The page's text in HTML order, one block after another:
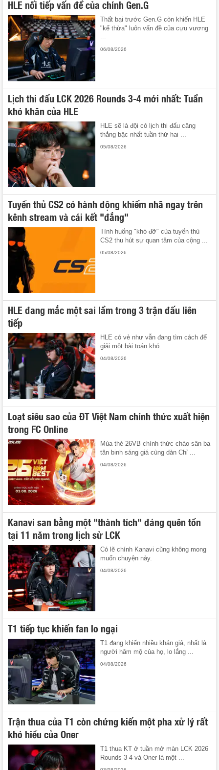
HLE nối tiếp vấn đề của chính Gen.G
Thất bại trước Gen.G còn khiến HLE
"kế thừa" luôn vấn đề của cựu vương
...
06/08/2026
Lịch thi đấu LCK 2026 Rounds 3-4 mới nhất: Tuần
khó khăn của HLE
HLE sẽ là đội có lịch thi đấu căng
thẳng bậc nhất tuần thứ hai ...
05/08/2026
Tuyển thủ CS2 có hành động khiếm nhã ngay trên
kênh stream và cái kết "đắng"
Tình huống "khó đỡ" của tuyển thủ
CS2 thu hút sự quan tâm của cộng ...
05/08/2026
HLE đang mắc một sai lầm trong 3 trận đấu liên
tiếp
HLE có vẻ như vẫn đang tìm cách để
giải một bài toán khó.
04/08/2026
Loạt siêu sao của ĐT Việt Nam chính thức xuất hiện
trong FC Online
Mùa thẻ 26VB chính thức chào sân ba
tân binh sáng giá cùng dàn Chỉ ...
04/08/2026
Kanavi san bằng một "thành tích" đáng quên tồn
tại 11 năm trong lịch sử LCK
Có lẽ chính Kanavi cũng không mong
muốn chuyện này.
04/08/2026
T1 tiếp tục khiến fan lo ngại
T1 đang khiến nhiều khán giả, nhất là
người hâm mộ của họ, lo lắng ...
04/08/2026
Trận thua của T1 còn chứng kiến một pha xử lý rất
khó hiểu của Oner
T1 thua KT ở tuần mở màn LCK 2026
Rounds 3-4 và Oner là một ...